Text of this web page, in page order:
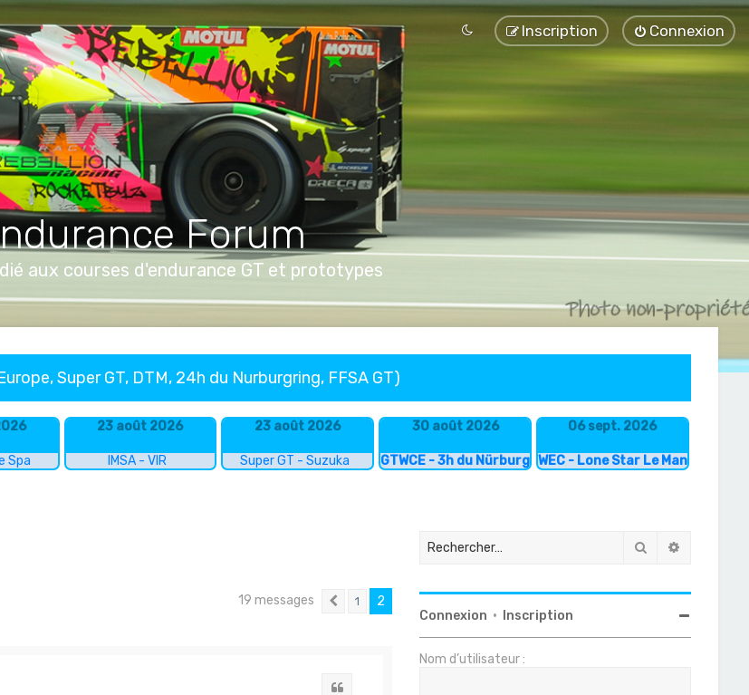
Connexion
Inscription
Forum
aux courses d'endurance GT et prototypes
Super GT, DTM, 24h du Nurburgring, FFSA GT)
Spa
23 août 2026
IMSA - VIR
23 août 2026
Super GT - Suzuka
30 août 2026
GTWCE - 3h du Nürburgring
06 sept. 2026
WEC - Lone Star Le Mans
19 messages Précédent
1 2
Rechercher
Connexion • Inscription
Nom d’utilisateur :